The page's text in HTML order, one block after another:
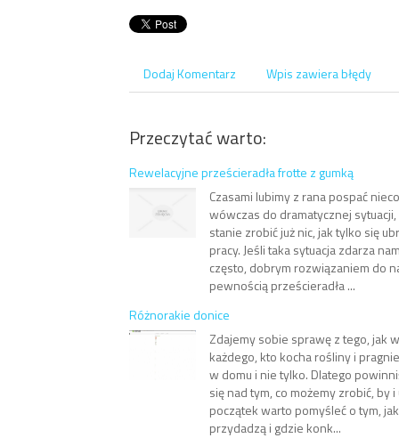
Dodaj Komentarz Wpis zawiera błędy
Przeczytać warto:
Rewelacyjne prześcieradła frotte z gumką
Czasami lubimy z rana pospać
wówczas do dramatycznej
stanie zrobić już nic, jak tylko się
pracy. Jeśli taka sytuacja zdarza
często, dobrym rozwiązaniem do
pewnością prześcieradła ...
Różnorakie donice
Zdajemy sobie sprawę z tego, jak
każdego, kto kocha rośliny i
w domu i nie tylko. Dlatego
się nad tym, co możemy zrobić, by i
początek warto pomyśleć o tym,
przydadzą i gdzie konk...